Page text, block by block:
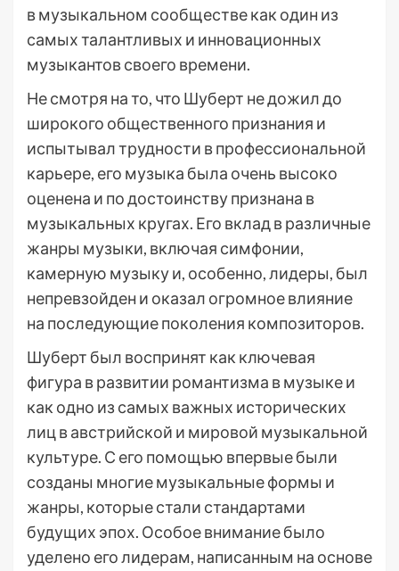
в музыкальном сообществе как один из
самых талантливых и инновационных
музыкантов своего времени.
Не смотря на то, что Шуберт не дожил до
широкого общественного признания и
испытывал трудности в профессиональной
карьере, его музыка была очень высоко
оценена и по достоинству признана в
музыкальных кругах. Его вклад в различные
жанры музыки, включая симфонии,
камерную музыку и, особенно, лидеры, был
непревзойден и оказал огромное влияние
на последующие поколения композиторов.
Шуберт был воспринят как ключевая
фигура в развитии романтизма в музыке и
как одно из самых важных исторических
лиц в австрийской и мировой музыкальной
культуре. С его помощью впервые были
созданы многие музыкальные формы и
жанры, которые стали стандартами
будущих эпох. Особое внимание было
уделено его лидерам, написанным на основе